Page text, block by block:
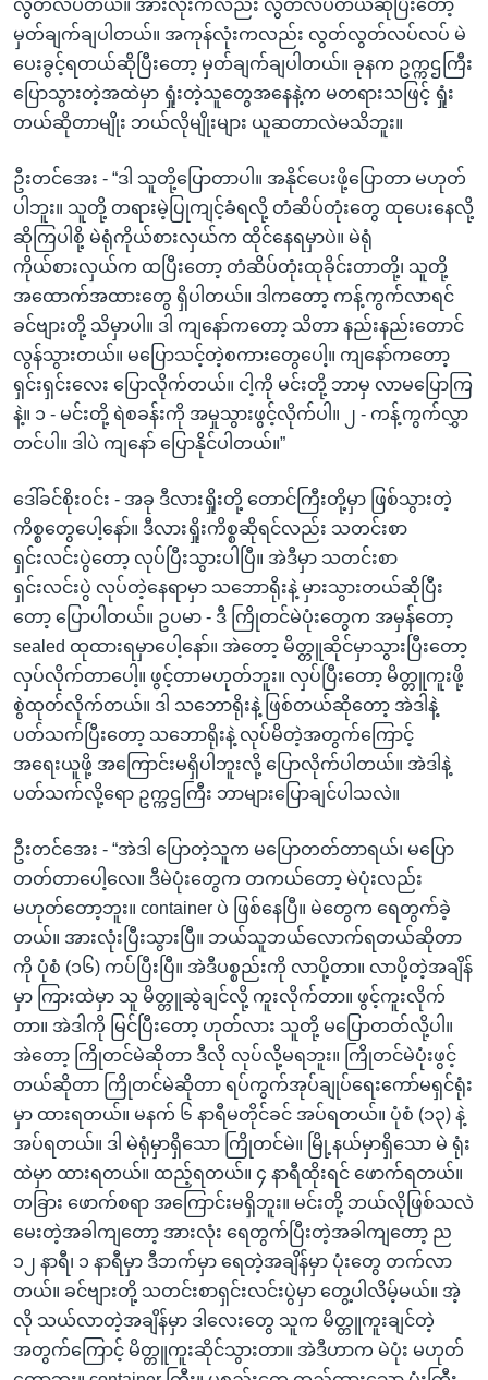
လွတ်လပ်တယ်။ အားလုံးကလည်း လွတ်လပ်တယ်ဆိုပြီးတော့
မှတ်ချက်ချပါတယ်။ အကုန်လုံးကလည်း လွတ်လွတ်လပ်လပ် မဲ
ပေးခွင့်ရတယ်ဆိုပြီးတော့ မှတ်ချက်ချပါတယ်။ ခုနက ဥက္ကဌကြီး
ပြောသွားတဲ့အထဲမှာ ရှုံးတဲ့သူတွေအနေနဲ့က မတရားသဖြင့် ရှုံး
တယ်ဆိုတာမျိုး ဘယ်လိုမျိုးများ ယူဆတာလဲမသိဘူး။
ဦးတင်အေး - “ဒါ သူတို့ပြောတာပါ။ အနိုင်ပေးဖို့ပြောတာ မဟုတ်
ပါဘူး။ သူတို့ တရားမဲ့ပြုကျင့်ခံရလို့ တံဆိပ်တုံးတွေ ထုပေးနေလို့
ဆိုကြပါစို့ မဲရုံကိုယ်စားလှယ်က ထိုင်နေရမှာပဲ။ မဲရုံ
ကိုယ်စားလှယ်က ထပြီးတော့ တံဆိပ်တုံးထုခိုင်းတာတို့၊ သူတို့
အထောက်အထားတွေ ရှိပါတယ်။ ဒါကတော့ ကန့်ကွက်လာရင်
ခင်ဗျားတို့ သိမှာပါ။ ဒါ ကျနော်ကတော့ သိတာ နည်းနည်းတောင်
လွန်သွားတယ်။ မပြောသင့်တဲ့စကားတွေပေါ့။ ကျနော်ကတော့
ရှင်းရှင်းလေး ပြောလိုက်တယ်။ ငါ့ကို မင်းတို့ ဘာမှ လာမပြောကြ
နဲ့။ ၁ - မင်းတို့ ရဲစခန်းကို အမှုသွားဖွင့်လိုက်ပါ။ ၂ - ကန့်ကွက်လွှာ
တင်ပါ။ ဒါပဲ ကျနော် ပြောနိုင်ပါတယ်။”
ဒေါ်ခင်စိုးဝင်း - အခု ဒီလားရှိုးတို့ တောင်ကြီးတို့မှာ ဖြစ်သွားတဲ့
ကိစ္စတွေပေါ့နော်။ ဒီလားရှိုးကိစ္စဆိုရင်လည်း သတင်းစာ
ရှင်းလင်းပွဲတော့ လုပ်ပြီးသွားပါပြီ။ အဲဒီမှာ သတင်းစာ
ရှင်းလင်းပွဲ လုပ်တဲ့နေရာမှာ သဘောရိုးနဲ့ မှားသွားတယ်ဆိုပြီး
တော့ ပြောပါတယ်။ ဥပမာ - ဒီ ကြိုတင်မဲပုံးတွေက အမှန်တော့
sealed ထုထားရမှာပေါ့နော်။ အဲတော့ မိတ္တူဆိုင်မှာသွားပြီးတော့
လှပ်လိုက်တာပေါ့။ ဖွင့်တာမဟုတ်ဘူး။ လှပ်ပြီးတော့ မိတ္တူကူးဖို့
စွဲထုတ်လိုက်တယ်။ ဒါ သဘောရိုးနဲ့ ဖြစ်တယ်ဆိုတော့ အဲဒါနဲ့
ပတ်သက်ပြီးတော့ သဘောရိုးနဲ့ လုပ်မိတဲ့အတွက်ကြောင့်
အရေးယူဖို့ အကြောင်းမရှိပါဘူးလို့ ပြောလိုက်ပါတယ်။ အဲဒါနဲ့
ပတ်သက်လို့ရော ဥက္ကဌကြီး ဘာများပြောချင်ပါသလဲ။
ဦးတင်အေး - “အဲဒါ ပြောတဲ့သူက မပြောတတ်တာရယ်၊ မပြော
တတ်တာပေါ့လေ။ ဒီမဲပုံးတွေက တကယ်တော့ မဲပုံးလည်း
မဟုတ်တော့ဘူး။ container ပဲ ဖြစ်နေပြီ။ မဲတွေက ရေတွက်ခဲ့
တယ်။ အားလုံးပြီးသွားပြီ။ ဘယ်သူဘယ်လောက်ရတယ်ဆိုတာ
ကို ပုံစံ (၁၆) ကပ်ပြီးပြီ။ အဲဒီပစ္စည်းကို လာပို့တာ။ လာပို့တဲ့အချိန်
မှာ ကြားထဲမှာ သူ မိတ္တူဆွဲချင်လို့ ကူးလိုက်တာ။ ဖွင့်ကူးလိုက်
တာ။ အဲဒါကို မြင်ပြီးတော့ ဟုတ်လား သူတို့ မပြောတတ်လို့ပါ။
အဲတော့ ကြိုတင်မဲဆိုတာ ဒီလို လုပ်လို့မရဘူး။ ကြိုတင်မဲပုံးဖွင့်
တယ်ဆိုတာ ကြိုတင်မဲဆိုတာ ရပ်ကွက်အုပ်ချုပ်ရေးကော်မရှင်ရုံး
မှာ ထားရတယ်။ မနက် ၆ နာရီမတိုင်ခင် အပ်ရတယ်။ ပုံစံ (၁၃) နဲ့
အပ်ရတယ်။ ဒါ မဲရုံမှာရှိသော ကြိုတင်မဲ။ မြို့နယ်မှာရှိသော မဲ ရုံး
ထဲမှာ ထားရတယ်။ ထည့်ရတယ်။ ၄ နာရီထိုးရင် ဖောက်ရတယ်။
တခြား ဖောက်စရာ အကြောင်းမရှိဘူး။ မင်းတို့ ဘယ်လိုဖြစ်သလဲ
မေးတဲ့အခါကျတော့ အားလုံး ရေတွက်ပြီးတဲ့အခါကျတော့ ည
၁၂ နာရီ၊ ၁ နာရီမှာ ဒီဘက်မှာ ရေတဲ့အချိန်မှာ ပုံးတွေ တက်လာ
တယ်။ ခင်ဗျားတို့ သတင်းစာရှင်းလင်းပွဲမှာ တွေ့ပါလိမ့်မယ်။ အဲ့
လို သယ်လာတဲ့အချိန်မှာ ဒါလေးတွေ သူက မိတ္တူကူးချင်တဲ့
အတွက်ကြောင့် မိတ္တူကူးဆိုင်သွားတာ။ အဲဒီဟာက မဲပုံး မဟုတ်